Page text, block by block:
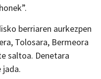
berriaren aurkezpen
Tolosara, Bermeora
saltoa. Denetara